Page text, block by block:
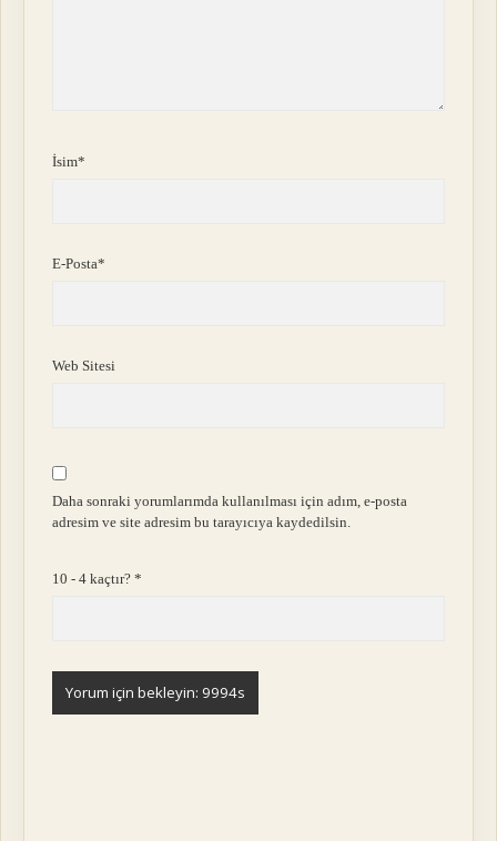
İsim*
E-Posta*
Web Sitesi
Daha sonraki yorumlarımda kullanılması için adım, e-posta
adresim ve site adresim bu tarayıcıya kaydedilsin.
10 - 4 kaçtır?*